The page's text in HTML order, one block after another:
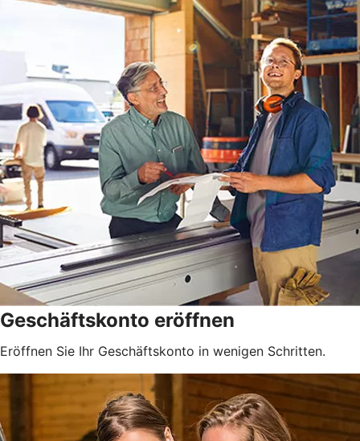
Geschäftskonto eröffnen
Eröffnen Sie Ihr Geschäftskonto in wenigen Schritten.